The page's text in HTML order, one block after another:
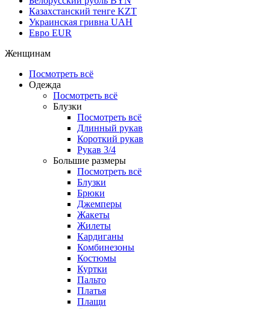
Казахстанский тенге KZT
Украинская гривна UAH
Евро EUR
Женщинам
Посмотреть всё
Одежда
Посмотреть всё
Блузки
Посмотреть всё
Длинный рукав
Короткий рукав
Рукав 3/4
Большие размеры
Посмотреть всё
Блузки
Брюки
Джемперы
Жакеты
Жилеты
Кардиганы
Комбинезоны
Костюмы
Куртки
Пальто
Платья
Плащи